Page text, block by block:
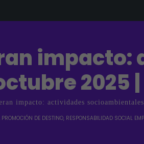
impacto:
2025
impacto: actividades
PROMOCIÓN DE DESTINO, RESPONSABILIDAD SOCIAL